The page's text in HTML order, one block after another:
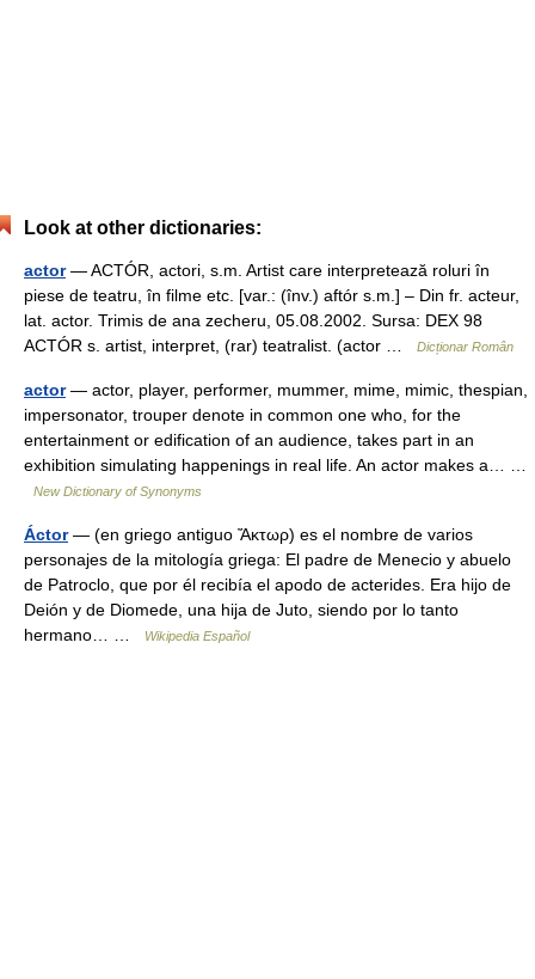
Look at other dictionaries:
actor— ACTÓR, actori, s.m. Artist care interpretează roluri în
piese de teatru, în filme etc. [var.: (înv.) aftór s.m.] – Din fr. acteur,
lat. actor. Trimis de ana zecheru, 05.08.2002. Sursa: DEX 98
ACTÓR s. artist, interpret, (rar) teatralist. (actor …
Dicționar Român
actor— actor, player, performer, mummer, mime, mimic, thespian,
impersonator, trouper denote in common one who, for the
entertainment or edification of an audience, takes part in an
exhibition simulating happenings in real life. An actor makes a… …
New Dictionary of Synonyms
Áctor— (en griego antiguo Ἄκτωρ) es el nombre de varios
personajes de la mitología griega: El padre de Menecio y abuelo
de Patroclo, que por él recibía el apodo de acterides. Era hijo de
Deión y de Diomede, una hija de Juto, siendo por lo tanto
hermano… …
Wikipedia Español